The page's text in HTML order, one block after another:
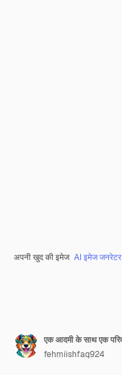
अपनी खुद की इमेज AI इमेज जनरेटर
एक आदमी के साथ एक
fehmiishfaq924